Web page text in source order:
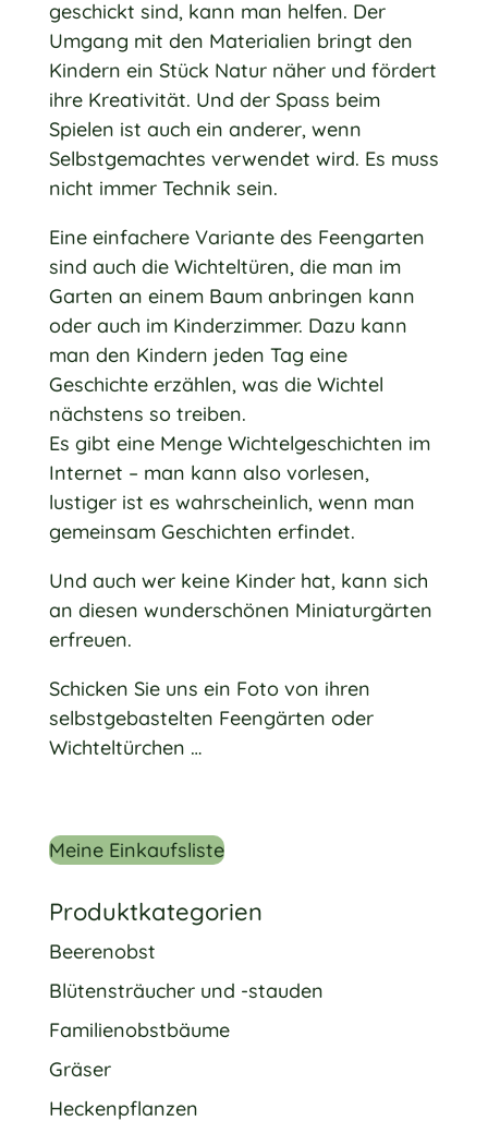
geschickt sind, kann man helfen. Der
Umgang mit den Materialien bringt den
Kindern ein Stück Natur näher und fördert
ihre Kreativität. Und der Spass beim
Spielen ist auch ein anderer, wenn
Selbstgemachtes verwendet wird. Es muss
nicht immer Technik sein.
Eine einfachere Variante des Feengarten
sind auch die Wichteltüren, die man im
Garten an einem Baum anbringen kann
oder auch im Kinderzimmer. Dazu kann
man den Kindern jeden Tag eine
Geschichte erzählen, was die Wichtel
nächstens so treiben.
Es gibt eine Menge Wichtelgeschichten im
Internet – man kann also vorlesen,
lustiger ist es wahrscheinlich, wenn man
gemeinsam Geschichten erfindet.
Und auch wer keine Kinder hat, kann sich
an diesen wunderschönen Miniaturgärten
erfreuen.
Schicken Sie uns ein Foto von ihren
selbstgebastelten Feengärten oder
Wichteltürchen …
Meine Einkaufsliste
Produktkategorien
Beerenobst
Blütensträucher und -stauden
Familienobstbäume
Gräser
Heckenpflanzen